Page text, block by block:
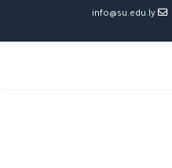
info@su.edu.ly